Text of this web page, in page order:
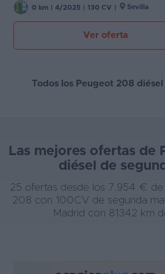
0 km 4/2025 130 CV Sevilla
Ver oferta
Todos los Peugeot 208
Las mejores ofertas de
diésel de
25 ofertas desde los 7.954 €
208 con 100CV de segunda
Madrid con 81342 km